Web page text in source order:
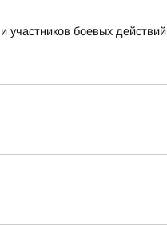
боевых действий